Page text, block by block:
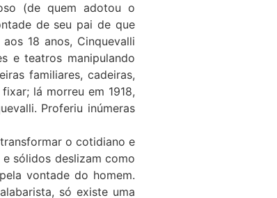
(de quem adotou o
de seu pai de que
18 anos, Cinquevalli
e teatros manipulando
familiares, cadeiras,
lá morreu em 1918,
Proferiu inúmeras
o cotidiano e
sólidos deslizam como
vontade do homem.
só existe uma